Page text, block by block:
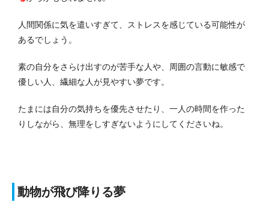
人間関係に気を遣いすぎて、ストレスを感じている可能性が
あるでしょう。
素の自分をさらけ出すのが苦手な人や、周囲の言動に敏感で
優しい人、繊細な人が見やすい夢です。
たまには自分の気持ちを優先させたり、一人の時間を作った
りしながら、無理をしすぎないようにしてくださいね。
動物が飛び降りる夢